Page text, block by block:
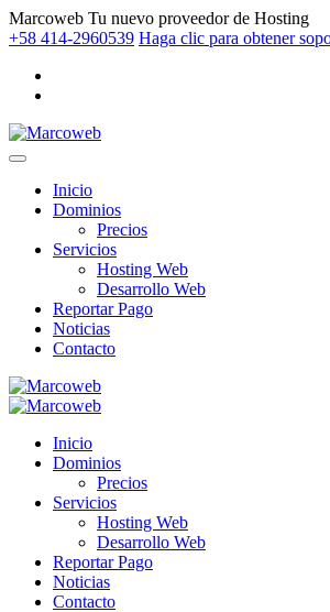
Marcoweb Tu nuevo proveedor de Hosting
+58 414-2960539 Haga clic para obtener
Inicio
Dominios
Precios
Servicios
Hosting Web
Desarrollo Web
Reportar Pago
Noticias
Contacto
Inicio
Dominios
Precios
Servicios
Hosting Web
Desarrollo Web
Reportar Pago
Noticias
Contacto